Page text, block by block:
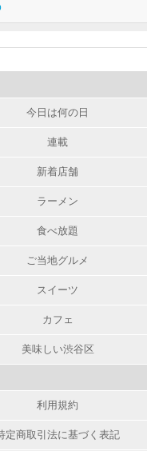
今日は何の日
連載
新着店舗
ラーメン
食べ放題
ご当地グルメ
スイーツ
カフェ
美味しい渋谷区
利用規約
定商取引法に基づく表記